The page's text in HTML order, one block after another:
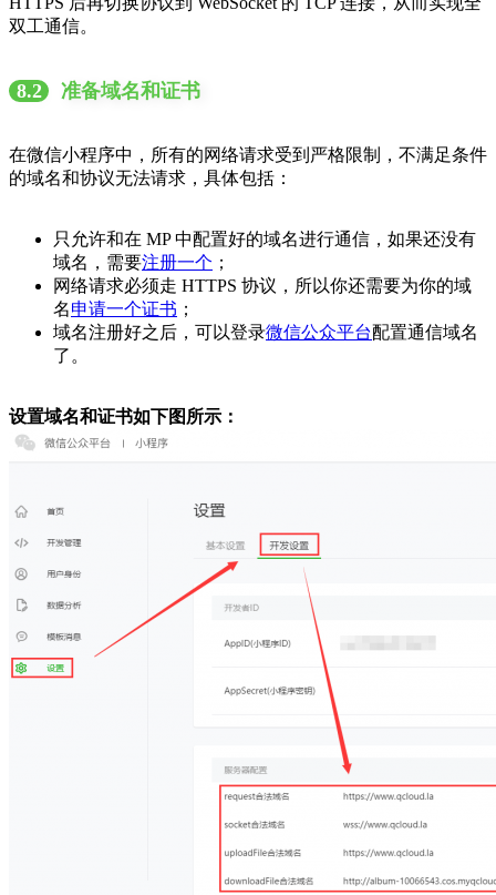
双工通信。
8.2 准备域名和证书
在微信小程序中，所有的网络请求受到严格限制，不满足条件
的域名和协议无法请求，具体包括：
只允许和在 MP 中配置好的域名进行通信，如果还没有
域名，需要注册一个 ；
网络请求必须走 HTTPS 协议，所以你还需要为你的域
名申请一个证书 ；
域名注册好之后，可以登录微信公众平台配置通信域名
了。
设置域名和证书如下图所示：